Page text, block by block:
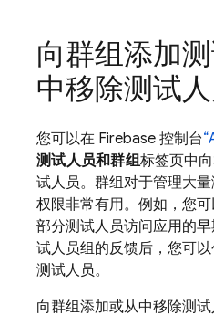
向群组添加
中移除测试
您可以在 Firebase 控制台
测试人员和群组标签页中
试人员。群组对于管理大
权限非常有用。例如，您
部分测试人员访问应用的
试人员组的反馈后，您可
测试人员。
向群组添加或从中移除测